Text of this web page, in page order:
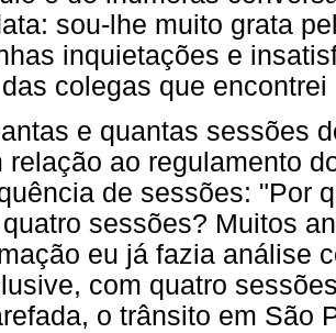
sou-lhe muito grata
inquietações e
colegas que encontrei
e quantas sessões
relação ao regulamento
de sessões: "Por
sessões? Muitos
eu já fazia análise
com quatro
o trânsito em São